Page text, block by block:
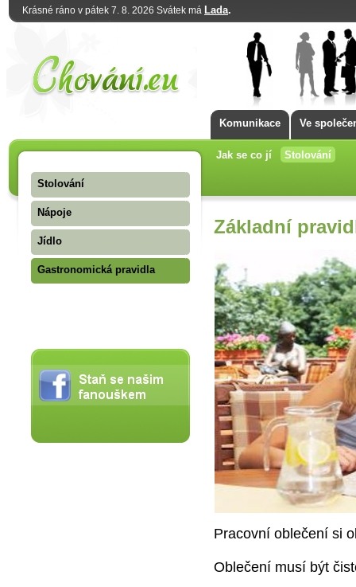
Krásné ráno v pátek 7. 8. 2026 Svátek má Lada.
Komunikace Ve
Jak se co jí Stolování
Stolování
Nápoje
Jídlo
Gastronomická pravidla
Základní
Pracovní oblečení si
Oblečení musí být